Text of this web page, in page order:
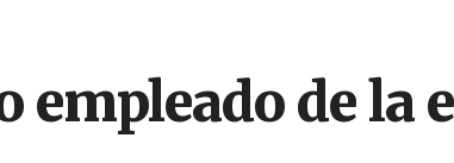
empleado de la